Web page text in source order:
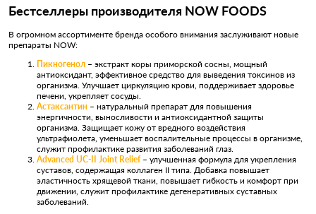
Бестселлеры производителя NOW FOODS
В огромном ассортименте бренда особого внимания заслуживают новые
препараты NOW:
Пикногенол – экстракт коры приморской сосны, мощный
антиоксидант, эффективное средство для выведения токсинов из
организма. Улучшает циркуляцию крови, поддерживает здоровье
печени, укрепляет сосуды.
Астаксантин – натуральный препарат для повышения
энергичности, выносливости и антиоксидантной защиты
организма. Защищает кожу от вредного воздействия
ультрафиолета, уменьшает воспалительные процессы в организме,
служит профилактике развития заболеваний глаз.
Advanced UC-II Joint Relief– улучшенная формула для укрепления
суставов, содержащая коллаген II типа. Добавка повышает
эластичность хрящевой ткани, повышает гибкость и комфорт при
движении, служит профилактике дегенеративных суставных
заболеваний.